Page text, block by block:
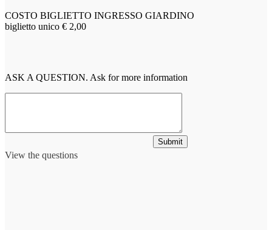
COSTO BIGLIETTO INGRESSO GIARDINO
biglietto unico € 2,00
ASK A QUESTION. Ask for more information
View the questions
Submit